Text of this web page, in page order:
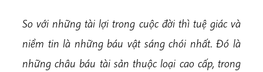
So với những tài lợi trong cuộc đời thì tuệ giác và
niềm tin là những báu vật sáng chói nhất. Đó là
những châu báu tài sản thuộc loại cao cấp, trong